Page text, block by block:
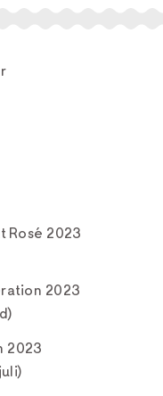
Rosé 2023
2023
2023